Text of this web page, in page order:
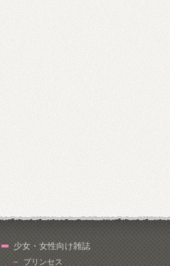
少女・女性向け雑誌
プリンセス